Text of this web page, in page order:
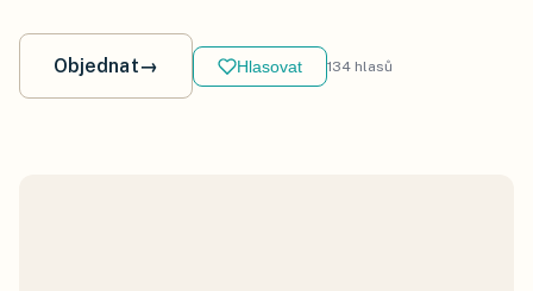
Objednat→ Hlasovat 134 hlasů